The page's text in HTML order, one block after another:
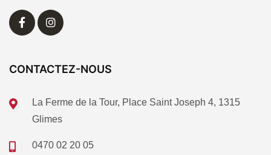
CONTACTEZ-NOUS
La Ferme de la Tour, Place Saint Joseph 4, 1315
Glimes
0470 02 20 05